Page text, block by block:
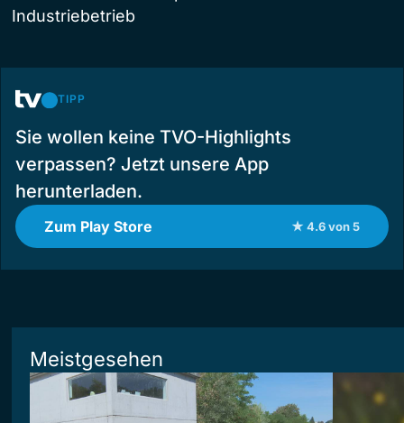
Industriebetrieb
TIPP
Sie wollen keine TVO-Highlights
verpassen? Jetzt unsere App
herunterladen.
Zum Play Store ★ 4.6 von 5
Meistgesehen